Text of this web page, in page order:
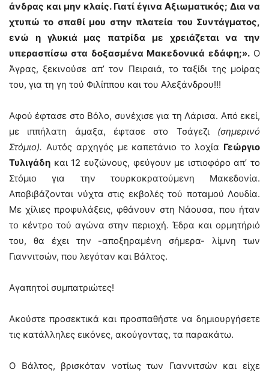
άνδρας και μην κλαίς. Γιατί έγινα Αξιωματικός; Δια να
χτυπώ το σπαθί μου στην πλατεία του Συντάγματος,
ενώ η γλυκιά μας πατρίδα με χρειάζεται να την
υπερασπίσω στα δοξασμένα Μακεδονικά εδάφη;».Ο
Άγρας, ξεκινούσε απ’ τον Πειραιά, το ταξίδι της μοίρας
του, για τη γη τού Φιλίππου και του Αλεξάνδρου!!!
Αφού έφτασε στο Βόλο, συνέχισε για τη Λάρισα. Από εκεί,
με ιππήλατη άμαξα, έφτασε στο Τσάγεζι (σημερινό
Στόμιο). Αυτός αρχηγός με καπετάνιο το λοχία Γεώργιο
Τυλιγάδη και 12 ευζώνους, φεύγουν με ιστιοφόρο απ’ το
Στόμιο για την τουρκοκρατούμενη Μακεδονία.
Αποβιβάζονται νύχτα στις εκβολές τού ποταμού Λουδία.
Με χίλιες προφυλάξεις, φθάνουν στη Νάουσα, που ήταν
το κέντρο τού αγώνα στην περιοχή. Έδρα και ορμητήριό
του, θα έχει την -αποξηραμένη σήμερα- λίμνη των
Γιαννιτσών, που λεγόταν και Βάλτος.
Αγαπητοί συμπατριώτες!
Ακούστε προσεκτικά και προσπαθήστε να δημιουργήσετε
τις κατάλληλες εικόνες, ακούγοντας, τα παρακάτω.
Ο Βάλτος, βρισκόταν νοτίως των Γιαννιτσών και είχε